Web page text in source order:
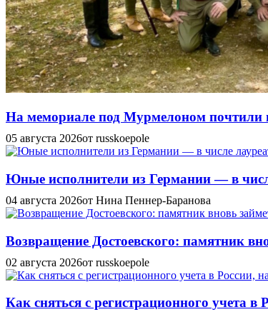
На мемориале под Мурмелоном почтили
05 августа 2026от russkoepole
Юные исполнители из Германии — в
04 августа 2026от Нина Пеннер-Баранова
Возвращение Достоевского: памятник
02 августа 2026от russkoepole
Как сняться с регистрационного учета в